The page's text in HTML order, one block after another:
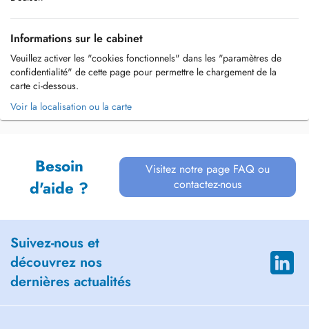
Informations sur le cabinet
Veuillez activer les "cookies fonctionnels" dans les "paramètres de
confidentialité" de cette page pour permettre le chargement de la
carte ci-dessous.
Voir la localisation ou la carte
Besoin
d'aide ?
Visitez notre page FAQ ou
contactez-nous
Suivez-nous et
découvrez nos
dernières actualités